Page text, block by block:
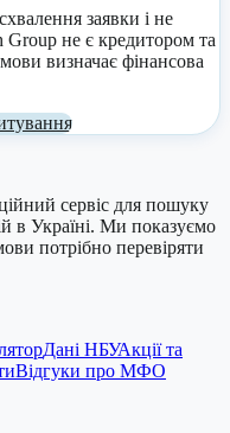
заявки і не
не є кредитором та
визначає фінансова
сервіс для пошуку
в Україні. Ми показуємо
потрібно перевіряти
Дані НБУАкції та
Відгуки про МФО